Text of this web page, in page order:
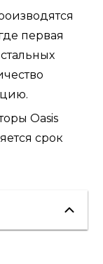
первая
Oasis
срок